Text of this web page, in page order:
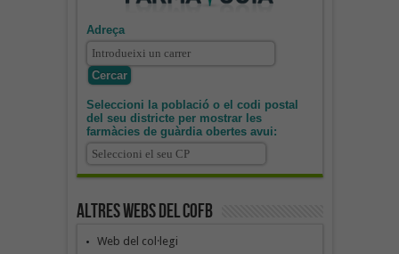
Adreça
Seleccioni la població o el codi postal
del seu districte per mostrar les
farmàcies de guàrdia obertes avui:
Altres webs del COFB
Web del col·legi